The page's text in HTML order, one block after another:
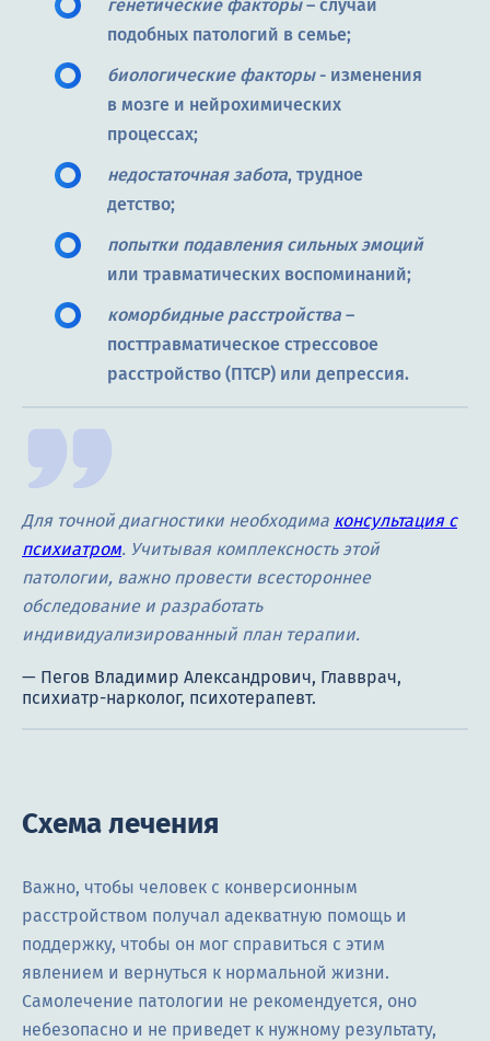
генетические факторы– случаи
подобных патологий в семье;
биологические факторы- изменения
в мозге и нейрохимических
процессах;
недостаточная забота, трудное
детство;
попытки подавления сильных эмоций
или травматических воспоминаний;
коморбидные расстройства –
посттравматическое стрессовое
расстройство (ПТСР) или депрессия.
Для точной диагностики необходима консультация с
психиатром. Учитывая комплексность этой
патологии, важно провести всестороннее
обследование и разработать
индивидуализированный план терапии.
Схема лечения
Важно, чтобы человек с конверсионным
расстройством получал адекватную помощь и
поддержку, чтобы он мог справиться с этим
явлением и вернуться к нормальной жизни.
Самолечение патологии не рекомендуется, оно
небезопасно и не приведет к нужному результату,